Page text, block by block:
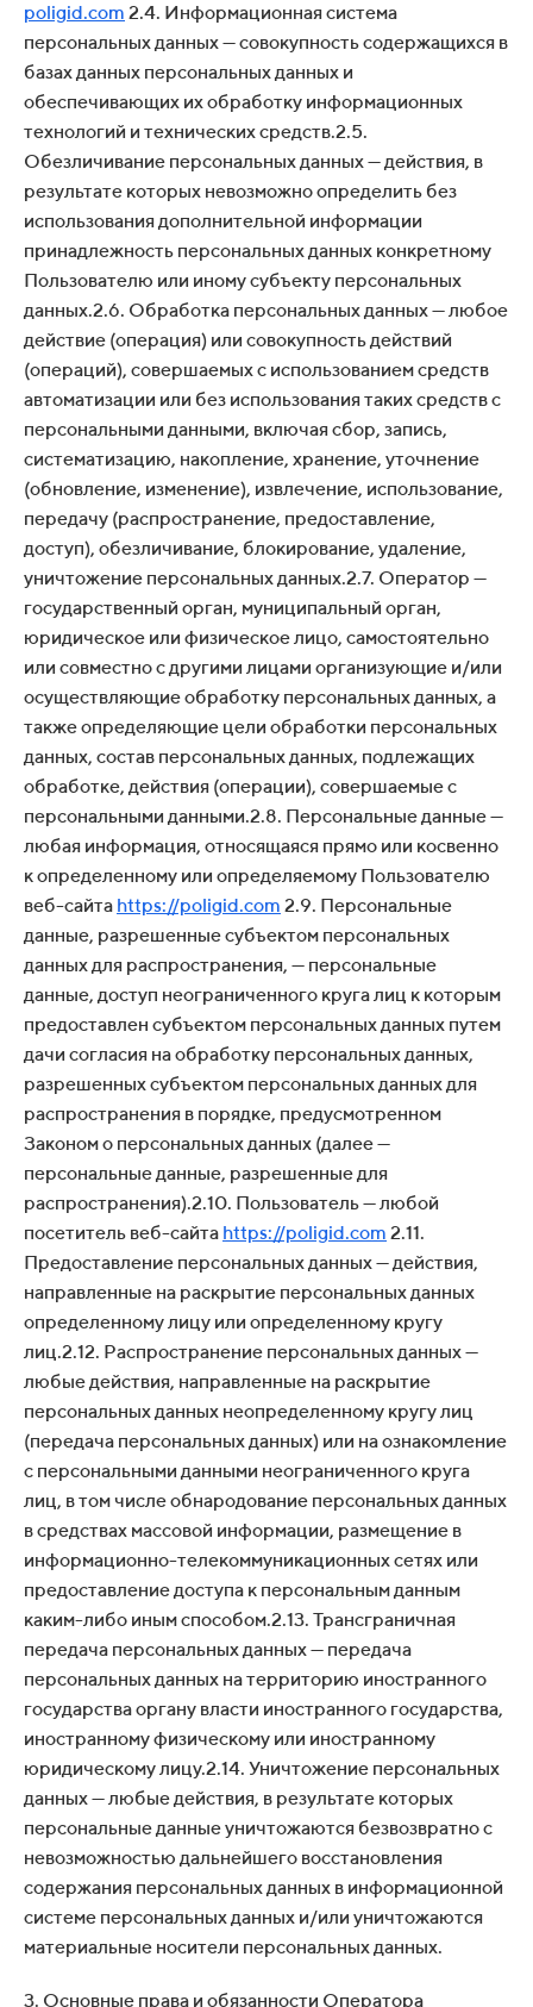
poligid.com 2.4. Информационная система
персональных данных — совокупность содержащихся в
базах данных персональных данных и
обеспечивающих их обработку информационных
технологий и технических средств.2.5.
Обезличивание персональных данных — действия, в
результате которых невозможно определить без
использования дополнительной информации
принадлежность персональных данных конкретному
Пользователю или иному субъекту персональных
данных.2.6. Обработка персональных данных — любое
действие (операция) или совокупность действий
(операций), совершаемых с использованием средств
автоматизации или без использования таких средств с
персональными данными, включая сбор, запись,
систематизацию, накопление, хранение, уточнение
(обновление, изменение), извлечение, использование,
передачу (распространение, предоставление,
доступ), обезличивание, блокирование, удаление,
уничтожение персональных данных.2.7. Оператор —
государственный орган, муниципальный орган,
юридическое или физическое лицо, самостоятельно
или совместно с другими лицами организующие и/или
осуществляющие обработку персональных данных, а
также определяющие цели обработки персональных
данных, состав персональных данных, подлежащих
обработке, действия (операции), совершаемые с
персональными данными.2.8. Персональные данные —
любая информация, относящаяся прямо или косвенно
к определенному или определяемому Пользователю
веб-сайта https://poligid.com 2.9. Персональные
данные, разрешенные субъектом персональных
данных для распространения, — персональные
данные, доступ неограниченного круга лиц к которым
предоставлен субъектом персональных данных путем
дачи согласия на обработку персональных данных,
разрешенных субъектом персональных данных для
распространения в порядке, предусмотренном
Законом о персональных данных (далее —
персональные данные, разрешенные для
распространения).2.10. Пользователь — любой
посетитель веб-сайта https://poligid.com 2.11.
Предоставление персональных данных — действия,
направленные на раскрытие персональных данных
определенному лицу или определенному кругу
лиц.2.12. Распространение персональных данных —
любые действия, направленные на раскрытие
персональных данных неопределенному кругу лиц
(передача персональных данных) или на ознакомление
с персональными данными неограниченного круга
лиц, в том числе обнародование персональных данных
в средствах массовой информации, размещение в
информационно-телекоммуникационных сетях или
предоставление доступа к персональным данным
каким-либо иным способом.2.13. Трансграничная
передача персональных данных — передача
персональных данных на территорию иностранного
государства органу власти иностранного государства,
иностранному физическому или иностранному
юридическому лицу.2.14. Уничтожение персональных
данных — любые действия, в результате которых
персональные данные уничтожаются безвозвратно с
невозможностью дальнейшего восстановления
содержания персональных данных в информационной
системе персональных данных и/или уничтожаются
материальные носители персональных данных.
3. Основные права и обязанности Оператора